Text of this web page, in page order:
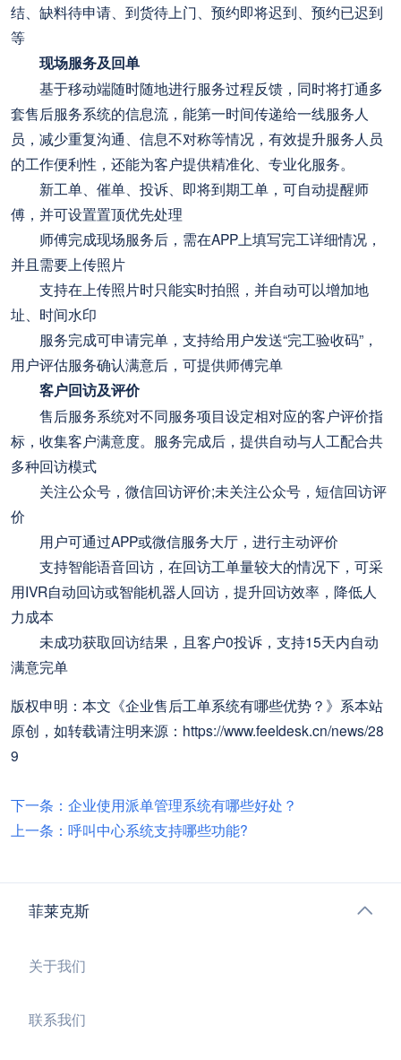
结、缺料待申请、到货待上门、预约即将迟到、预约已迟到
等
现场服务及回单
基于移动端随时随地进行服务过程反馈，同时将打通多
套售后服务系统的信息流，能第一时间传递给一线服务人
员，减少重复沟通、信息不对称等情况，有效提升服务人员
的工作便利性，还能为客户提供精准化、专业化服务。
新工单、催单、投诉、即将到期工单，可自动提醒师
傅，并可设置置顶优先处理
师傅完成现场服务后，需在APP上填写完工详细情况，
并且需要上传照片
支持在上传照片时只能实时拍照，并自动可以增加地
址、时间水印
服务完成可申请完单，支持给用户发送“完工验收码”，
用户评估服务确认满意后，可提供师傅完单
客户回访及评价
售后服务系统对不同服务项目设定相对应的客户评价指
标，收集客户满意度。服务完成后，提供自动与人工配合共
多种回访模式
关注公众号，微信回访评价;未关注公众号，短信回访评
价
用户可通过APP或微信服务大厅，进行主动评价
支持智能语音回访，在回访工单量较大的情况下，可采
用IVR自动回访或智能机器人回访，提升回访效率，降低人
力成本
未成功获取回访结果，且客户0投诉，支持15天内自动
满意完单
版权申明：本文《企业售后工单系统有哪些优势？》系本站
原创，如转载请注明来源：https://www.feeldesk.cn/news/28
9
下一条：企业使用派单管理系统有哪些好处？
上一条：呼叫中心系统支持哪些功能?
菲莱克斯
关于我们
联系我们